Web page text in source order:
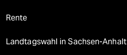
Rente
Landtagswahl in Sachsen-Anhalt